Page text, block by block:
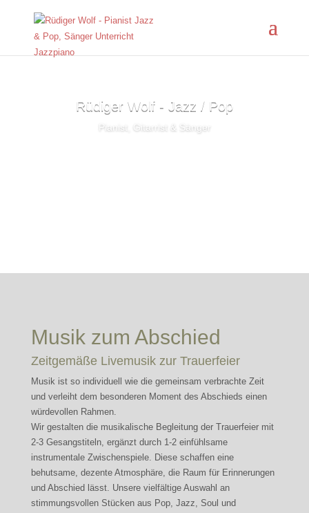
Rüdiger Wolf - Jazz / Pop
Pianist, Gitarrist & Sänger
Musik zum Abschied
Zeitgemäße Livemusik zur Trauerfeier
Musik ist so individuell wie die gemeinsam verbrachte Zeit
und verleiht dem besonderen Moment des Abschieds einen
würdevollen Rahmen.
Wir gestalten die musikalische Begleitung der Trauerfeier mit
2-3 Gesangstiteln, ergänzt durch 1-2 einfühlsame
instrumentale Zwischenspiele. Diese schaffen eine
behutsame, dezente Atmosphäre, die Raum für Erinnerungen
und Abschied lässt. Unsere vielfältige Auswahl an
stimmungsvollen Stücken aus Pop, Jazz, Soul und